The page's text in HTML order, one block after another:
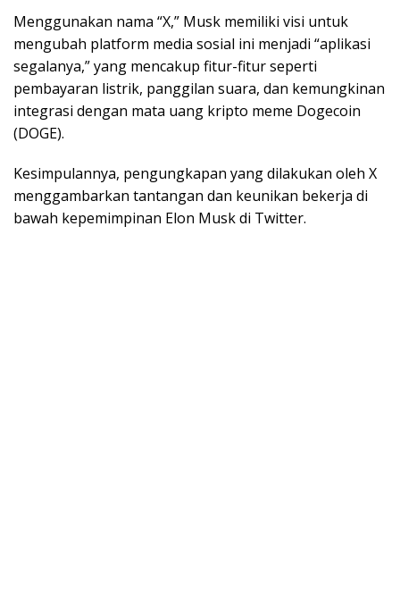
Menggunakan nama “X,” Musk memiliki visi untuk
mengubah platform media sosial ini menjadi “aplikasi
segalanya,” yang mencakup fitur-fitur seperti
pembayaran listrik, panggilan suara, dan kemungkinan
integrasi dengan mata uang kripto meme Dogecoin
(DOGE).
Kesimpulannya, pengungkapan yang dilakukan oleh X
menggambarkan tantangan dan keunikan bekerja di
bawah kepemimpinan Elon Musk di Twitter.